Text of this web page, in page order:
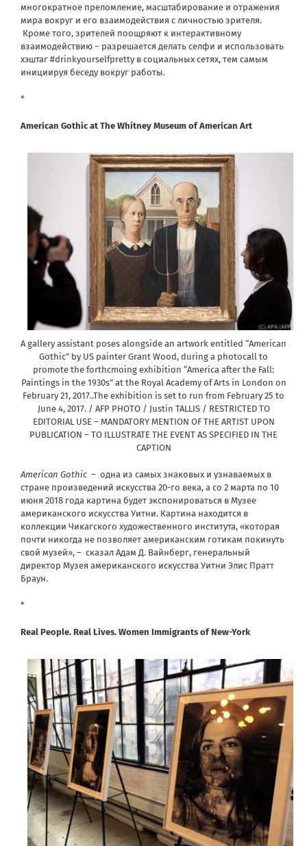
многократное преломление, масштабирование и отражения
мира вокруг и его взаимодействия с личностью зрителя.
Кроме того, зрителей поощряют к интерактивному
взаимодействию – разрешается делать селфи и использовать
хэштаг #drinkyourselfpretty в социальных сетях, тем самым
инициируя беседу вокруг работы.
*
American Gothic at The Whitney Museum of American Art
A gallery assistant poses alongside an artwork entitled “American
Gothic” by US painter Grant Wood, during a photocall to
promote the forthcmoing exhibition “America after the Fall:
Paintings in the 1930s” at the Royal Academy of Arts in London on
February 21, 2017..The exhibition is set to run from February 25 to
June 4, 2017. / AFP PHOTO / Justin TALLIS / RESTRICTED TO
EDITORIAL USE – MANDATORY MENTION OF THE ARTIST UPON
PUBLICATION – TO ILLUSTRATE THE EVENT AS SPECIFIED IN THE
CAPTION
American Gothic – одна из самых знаковых и узнаваемых в
стране произведений искусства 20-го века, а со 2 марта по 10
июня 2018 года картина будет экспонироваться в Музее
американского искусства Уитни. Картина находится в
коллекции Чикагского художественного института, «которая
почти никогда не позволяет американским готикам покинуть
свой музей», – сказал Адам Д. Вайнберг, генеральный
директор Музея американского искусства Уитни Элис Пратт
Браун.
*
Real People. Real Lives. Women Immigrants of New-York